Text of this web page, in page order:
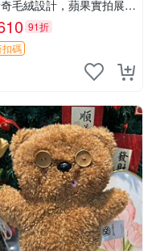
毛絨設計，蘋果實拍展
，成色極佳 晚安香薰 馮娃
毛絨玩偶
91折
扣碼